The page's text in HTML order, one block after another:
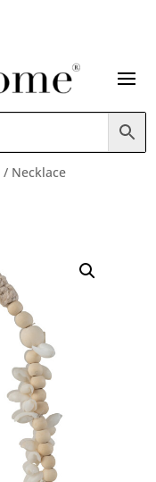
/ Necklace